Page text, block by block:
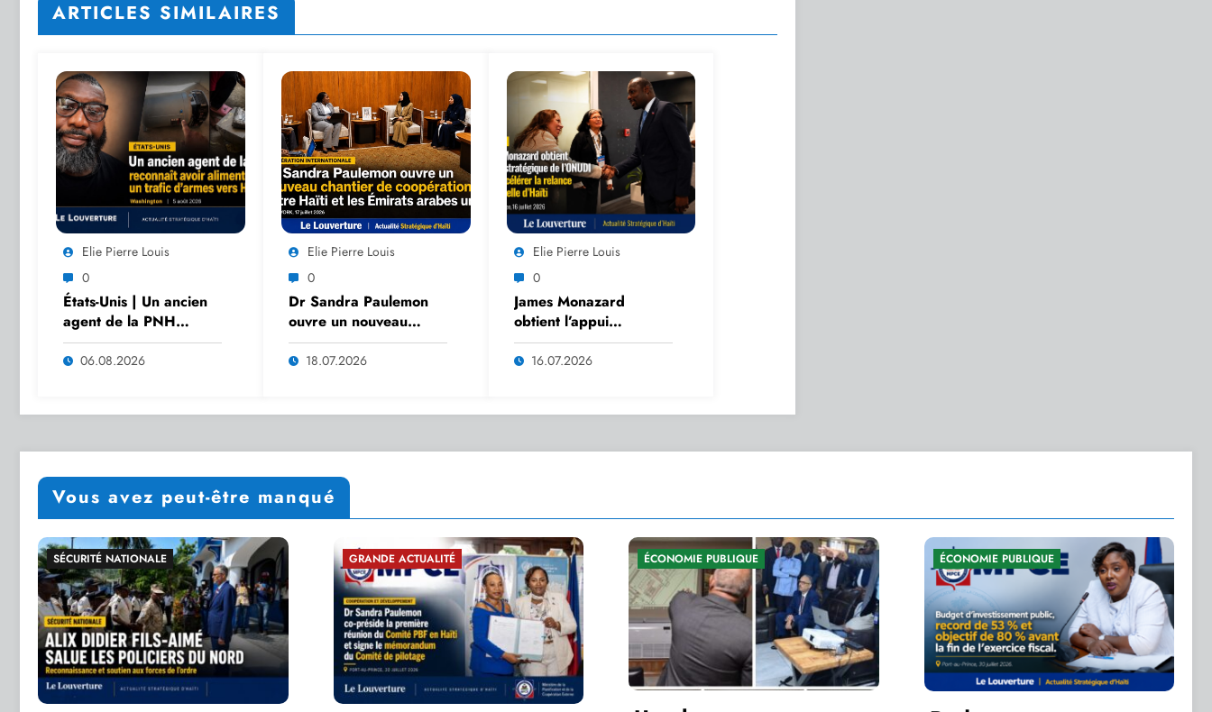
ARTICLES SIMILAIRES
Elie Pierre Louis
0
États-Unis | Un ancien
agent de la PNH
reconnaît avoir
alimenté un trafic
06.08.2026
Elie Pierre Louis
0
Dr Sandra Paulemon
ouvre un nouveau
chantier de
coopération entre Haïti
18.07.2026
Elie Pierre Louis
0
James Monazard
obtient l’appui
stratégique de l’ONUDI
pour accélérer la
16.07.2026
Vous avez peut-être manqué
GRANDE ACTUALITÉ ÉCONOMIE PUBLIQUE ÉCONOMIE PUBLIQUE SÉCURITÉ NATIONALE